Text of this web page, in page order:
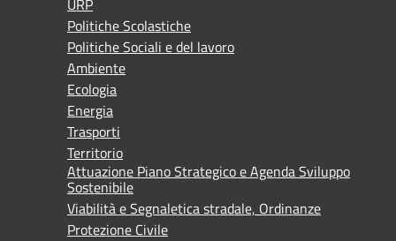
Politiche Scolastiche
Politiche Sociali e del lavoro
Ambiente
Ecologia
Energia
Trasporti
Territorio
Attuazione Piano Strategico e Agenda Sviluppo
Sostenibile
Viabilità e Segnaletica stradale, Ordinanze
Protezione Civile